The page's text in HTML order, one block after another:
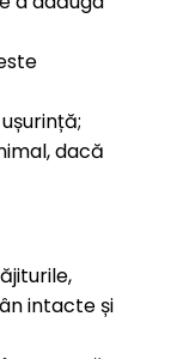
dacă
intacte și